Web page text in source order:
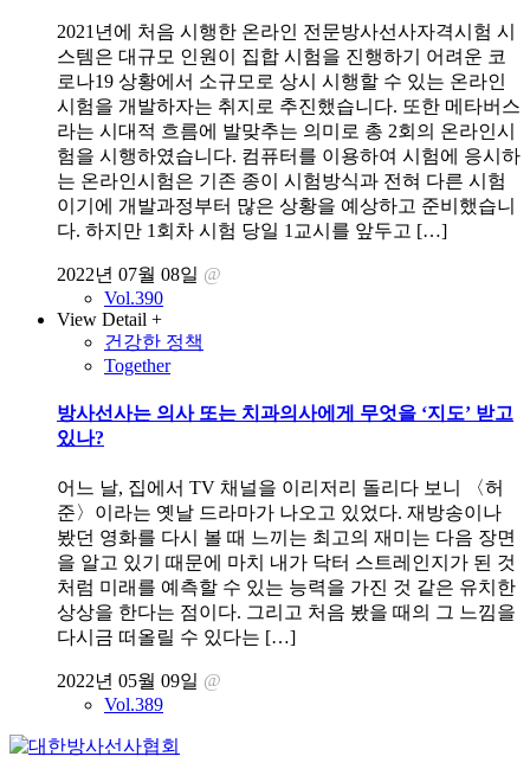
2021년에 처음 시행한 온라인 전문방사선사자격시험 시
스템은 대규모 인원이 집합 시험을 진행하기 어려운 코
로나19 상황에서 소규모로 상시 시행할 수 있는 온라인
시험을 개발하자는 취지로 추진했습니다. 또한 메타버스
라는 시대적 흐름에 발맞추는 의미로 총 2회의 온라인시
험을 시행하였습니다. 컴퓨터를 이용하여 시험에 응시하
는 온라인시험은 기존 종이 시험방식과 전혀 다른 시험
이기에 개발과정부터 많은 상황을 예상하고 준비했습니
다. 하지만 1회차 시험 당일 1교시를 앞두고 […]
2022년 07월 08일 @
Vol.390
View Detail +
건강한 정책
Together
방사선사는 의사 또는 치과의사에게 무엇을 ‘지도’ 받고
있나?
어느 날, 집에서 TV 채널을 이리저리 돌리다 보니 〈허
준〉이라는 옛날 드라마가 나오고 있었다. 재방송이나
봤던 영화를 다시 볼 때 느끼는 최고의 재미는 다음 장면
을 알고 있기 때문에 마치 내가 닥터 스트레인지가 된 것
처럼 미래를 예측할 수 있는 능력을 가진 것 같은 유치한
상상을 한다는 점이다. 그리고 처음 봤을 때의 그 느낌을
다시금 떠올릴 수 있다는 […]
2022년 05월 09일 @
Vol.389